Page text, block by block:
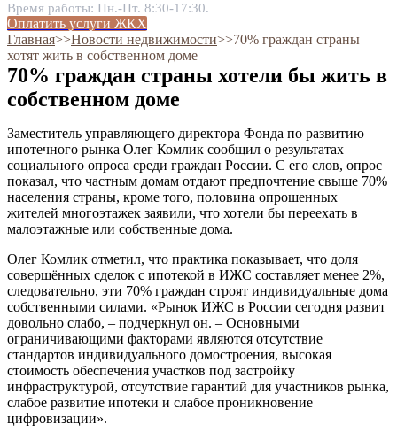
Время работы: Пн.-Пт. 8:30-17:30.
Оплатить услуги ЖКХ
Главная˃˃Новости недвижимости˃˃70% граждан страны
хотят жить в собственном доме
70% граждан страны хотели бы жить в
собственном доме
Заместитель управляющего директора Фонда по развитию
ипотечного рынка Олег Комлик сообщил о результатах
социального опроса среди граждан России. С его слов, опрос
показал, что частным домам отдают предпочтение свыше 70%
населения страны, кроме того, половина опрошенных
жителей многоэтажек заявили, что хотели бы переехать в
малоэтажные или собственные дома.
Олег Комлик отметил, что практика показывает, что доля
совершённых сделок с ипотекой в ИЖС составляет менее 2%,
следовательно, эти 70% граждан строят индивидуальные дома
собственными силами. «Рынок ИЖС в России сегодня развит
довольно слабо, – подчеркнул он. – Основными
ограничивающими факторами являются отсутствие
стандартов индивидуального домостроения, высокая
стоимость обеспечения участков под застройку
инфраструктурой, отсутствие гарантий для участников рынка,
слабое развитие ипотеки и слабое проникновение
цифровизации».